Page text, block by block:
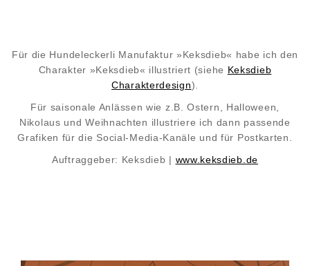
Für die Hundeleckerli Manufaktur »Keksdieb« habe ich den
Charakter »Keksdieb« illustriert (siehe Keksdieb
Charakterdesign).
Für saisonale Anlässen wie z.B. Ostern, Halloween,
Nikolaus und Weihnachten illustriere ich dann passende
Grafiken für die Social-Media-Kanäle und für Postkarten.
Auftraggeber: Keksdieb | www.keksdieb.de